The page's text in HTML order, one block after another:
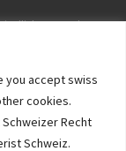
you accept swiss
cookies.
Recht
Schweiz.
geregelt. In
braucht